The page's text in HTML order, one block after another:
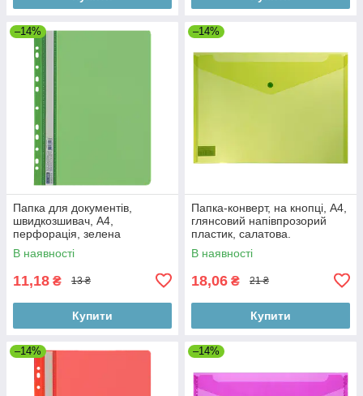
–14%
Папка для документів,
швидкозшивач, А4,
перфорація, зелена
В наявності
11,18 ₴ 13 ₴
Купити
–14%
Папка-конверт, на кнопці, А4,
глянсовий напівпрозорий
пластик, салатова.
В наявності
18,06 ₴ 21 ₴
Купити
–14% –14%